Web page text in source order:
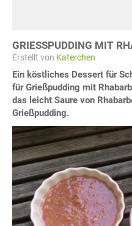
GRIESSPUDDING MIT
Erstellt von Katerchen
Ein köstliches Dessert für
für Grießpudding mit
das leicht Saure von
Grießpudding.